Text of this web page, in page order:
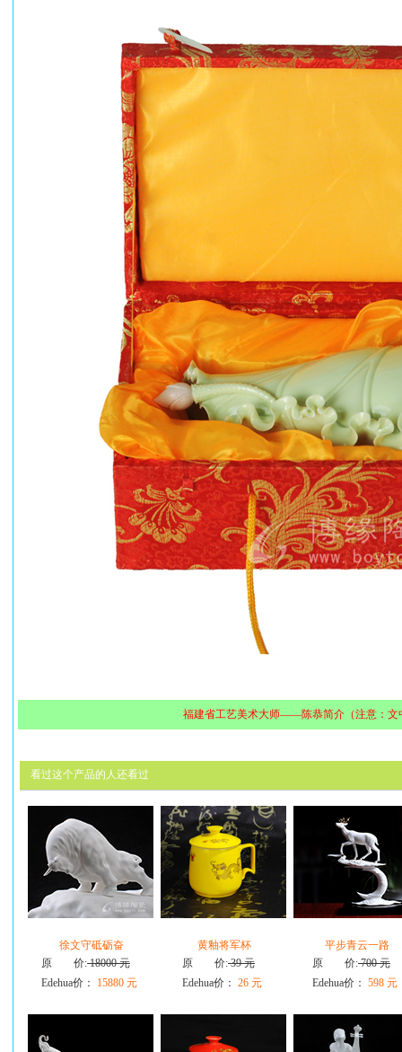
福建省工艺美术大师——陈恭简介（注意：文
看过这个产品的人还看过
徐文守砥砺奋
原 价:18000 元
Edehua价：
15880 元
黄釉将军杯
原 价:39 元
Edehua价： 26 元
平步青云一路
原 价:700 元
Edehua价： 598 元